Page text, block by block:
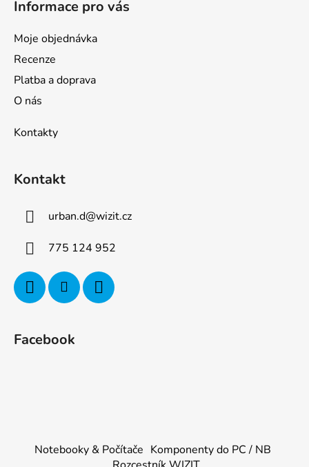
Informace pro vás
Moje objednávka
Recenze
Platba a doprava
O nás
Kontakty
Kontakt
urban.d@wizit.cz
775 124 952
Facebook
Notebooky & Počítače Komponenty do PC / NB